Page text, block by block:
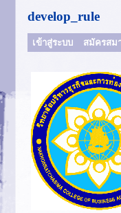
develop_rule
เข้าสู่ระบบ สมัครสม